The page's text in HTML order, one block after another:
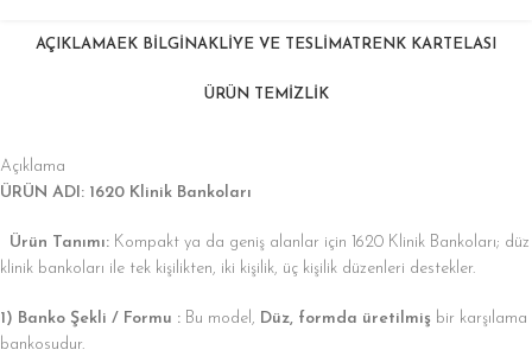
AÇIKLAMA EK BILGI NAKLIYE VE TESLIMAT RENK KARTELASI
ÜRÜN TEMİZLİK
Açıklama
ÜRÜN ADI: 1620 Klinik Bankoları
Ürün Tanımı: Kompakt ya da geniş alanlar için 1620 Klinik Bankoları; düz
klinik bankoları ile tek kişilikten, iki kişilik, üç kişilik düzenleri destekler.
1) Banko Şekli / Formu : Bu model, Düz, formda üretilmiş bir karşılama
bankosudur.